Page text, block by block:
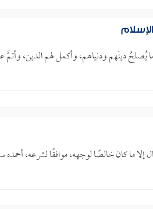
ما يُصلحُ دينَهم ودنياهم، وأكمل لهم الدين،
إلا ما كان خالصًا لوجهه، موافقًا لشرعه،